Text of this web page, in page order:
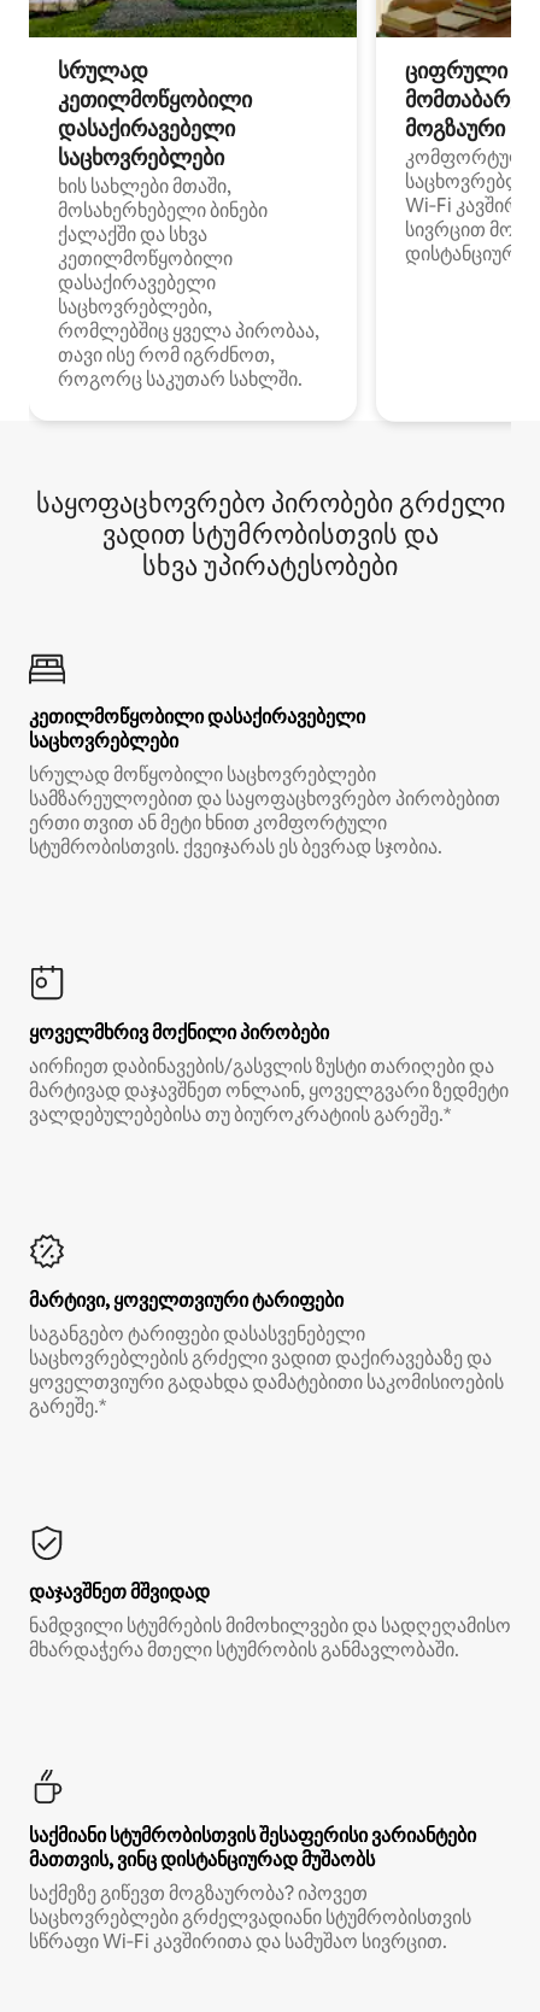
სრულად
კეთილმოწყობილი
დასაქირავებელი
საცხოვრებლები
ხის სახლები მთაში,
მოსახერხებელი ბინები
ქალაქში და სხვა
კეთილმოწყობილი
დასაქირავებელი
საცხოვრებლები,
რომლებშიც ყველა პირობაა,
თავი ისე რომ იგრძნოთ,
როგორც საკუთარ სახლში.
ციფრული
მოგზაური
კომფორტული
Wi‑Fi
სივრცით
დისტანციური
საყოფაცხოვრებო პირობები გრძელი
ვადით სტუმრობისთვის და
სხვა უპირატესობები
კეთილმოწყობილი დასაქირავებელი
საცხოვრებლები
სრულად მოწყობილი საცხოვრებლები
სამზარეულოებით და საყოფაცხოვრებო პირობებით
ერთი თვით ან მეტი ხნით კომფორტული
სტუმრობისთვის. ქვეიჯარას ეს ბევრად სჯობია.
ყოველმხრივ მოქნილი პირობები
აირჩიეთ დაბინავების/გასვლის ზუსტი თარიღები და
მარტივად დაჯავშნეთ ონლაინ, ყოველგვარი ზედმეტი
ვალდებულებებისა თუ ბიუროკრატიის გარეშე.*
მარტივი, ყოველთვიური ტარიფები
საგანგებო ტარიფები დასასვენებელი
საცხოვრებლების გრძელი ვადით დაქირავებაზე და
ყოველთვიური გადახდა დამატებითი საკომისიოების
გარეშე.*
დაჯავშნეთ მშვიდად
ნამდვილი სტუმრების მიმოხილვები და სადღეღამისო
მხარდაჭერა მთელი სტუმრობის განმავლობაში.
საქმიანი სტუმრობისთვის შესაფერისი ვარიანტები
მათთვის, ვინც დისტანციურად მუშაობს
საქმეზე გიწევთ მოგზაურობა? იპოვეთ
საცხოვრებლები გრძელვადიანი სტუმრობისთვის
სწრაფი Wi‑Fi კავშირითა და სამუშაო სივრცით.